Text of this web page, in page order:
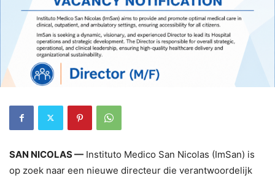
SAN NICOLAS — Instituto Medico San Nicolas (ImSan) is
op zoek naar een nieuwe directeur die verantwoordelijk